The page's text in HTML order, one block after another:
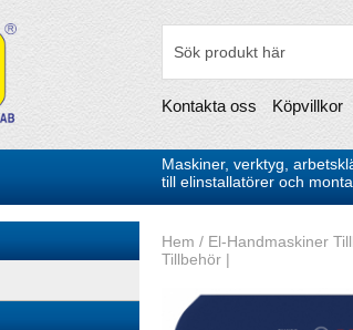
Kontakta oss Köpvillkor
Maskiner, verktyg,
till elinstallatörer och
Hem / El-Handmaskiner
Tillbehör |